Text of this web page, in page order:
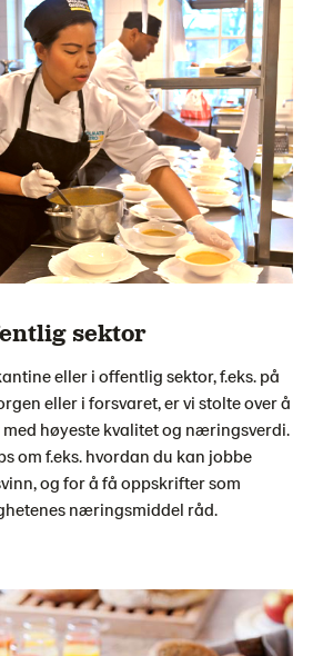
sektor
eller i offentlig sektor, f.eks. på
eller i forsvaret, er vi stolte over å
høyeste kvalitet og næringsverdi.
om f.eks. hvordan du kan jobbe
og for å få oppskrifter som
næringsmiddel råd.